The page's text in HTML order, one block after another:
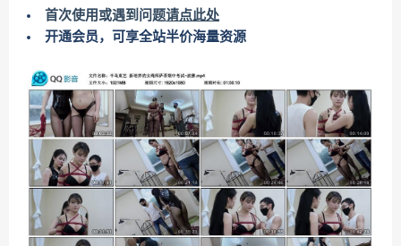
首次使用或遇到问题请点此处
开通会员，可享全站半价海量资源